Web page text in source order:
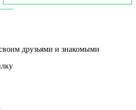
друзьями и знакомыми